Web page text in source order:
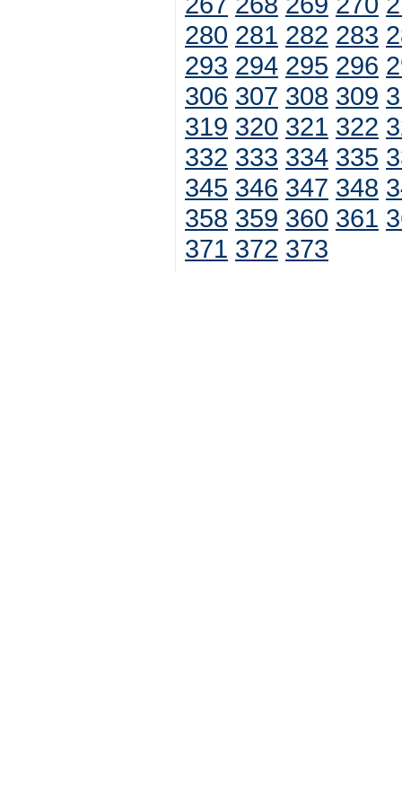
280 281 282 283
293 294 295 296
306 307 308 309
319 320 321 322
332 333 334 335
345 346 347 348
358 359 360 361
371 372 373